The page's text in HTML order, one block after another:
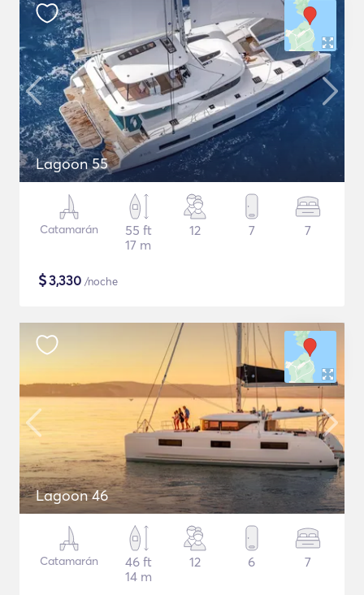
Lagoon 55
Catamarán
55 ft
17 m
12 7 7
$3,330 /noche
Lagoon 46
Catamarán
46 ft
14 m
12 6 7